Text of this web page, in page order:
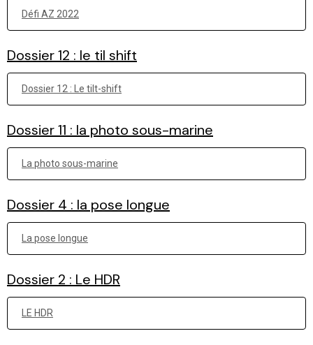
Défi AZ 2022
Dossier 12 : le til shift
Dossier 12 : Le tilt-shift
Dossier 11 : la photo sous-marine
La photo sous-marine
Dossier 4 : la pose longue
La pose longue
Dossier 2 : Le HDR
LE HDR